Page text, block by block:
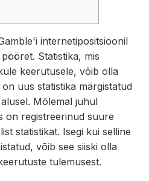
internetipositsioonil
Statistika, mis
keerutusele, võib olla
uus statistika märgistatud
Mõlemal juhul
on registreerinud suure
statistikat. Isegi kui selline
võib see siiski olla
tulemusest.